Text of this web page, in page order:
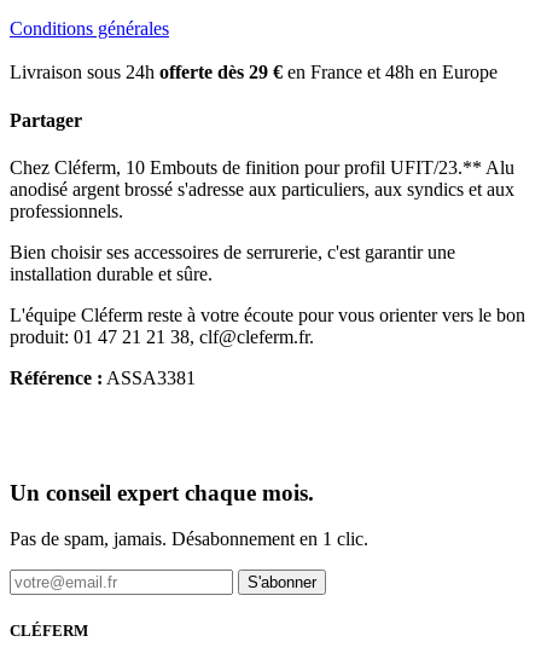
Conditions générales
Livraison sous 24h offerte dès 29 € en France et 48h en Europe
Partager
Chez Cléferm, 10 Embouts de finition pour profil UFIT/23.** Alu
anodisé argent brossé s'adresse aux particuliers, aux syndics et aux
professionnels.
Bien choisir ses accessoires de serrurerie, c'est garantir une
installation durable et sûre.
L'équipe Cléferm reste à votre écoute pour vous orienter vers le bon
produit: 01 47 21 21 38, clf@cleferm.fr.
Référence : ASSA3381
Un conseil expert chaque mois.
Pas de spam, jamais. Désabonnement en 1 clic.
S'abonner
CLÉFERM